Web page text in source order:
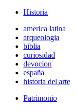
Historia
america latina
arqueologia
biblia
curiosidad
devocion
españa
historia del arte
Patrimonio